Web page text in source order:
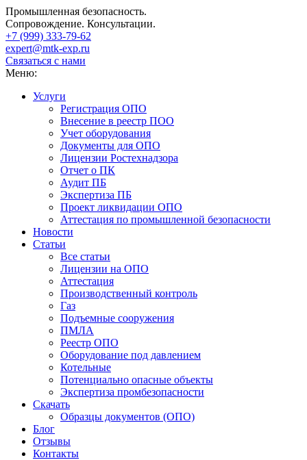
Промышленная безопасность.
Сопровождение. Консультации.
+7 (999) 333-79-62
expert@mtk-exp.ru
Связаться с нами
Меню:
Услуги
Регистрация ОПО
Внесение в реестр ПОО
Учет оборудования
Документы для ОПО
Лицензии Ростехнадзора
Отчет о ПК
Аудит ПБ
Экспертиза ПБ
Проект ликвидации ОПО
Аттестация по промышленной безопасности
Новости
Статьи
Все статьи
Лицензии на ОПО
Аттестация
Производственный контроль
Газ
Подъемные сооружения
ПМЛА
Реестр ОПО
Оборудование под давлением
Котельные
Потенциально опасные объекты
Экспертиза промбезопасности
Скачать
Образцы документов (ОПО)
Блог
Отзывы
Контакты